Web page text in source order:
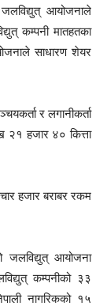
आयोजनाले
कम्पनी मातहतका
साधारण शेयर
र लगानीकर्ता
२१ हजार ४० कित्ता
हजार बराबर रकम
जलविद्युत् आयोजना
कम्पनीको ३३
नागरिकको १५